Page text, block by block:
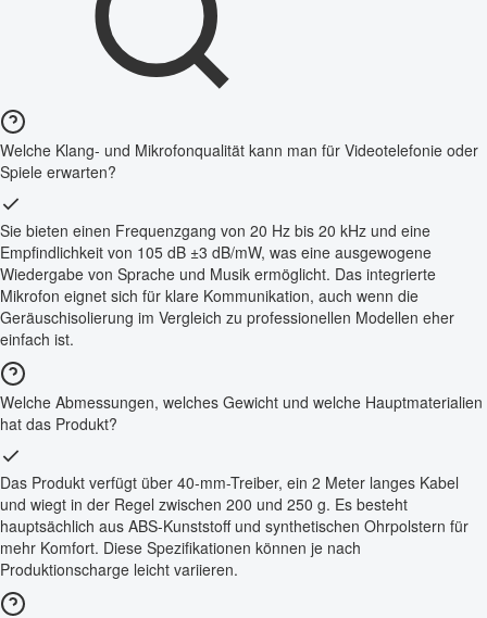
Welche Klang- und Mikrofonqualität kann man für Videotelefonie oder
Spiele erwarten?
Sie bieten einen Frequenzgang von 20 Hz bis 20 kHz und eine
Empfindlichkeit von 105 dB ±3 dB/mW, was eine ausgewogene
Wiedergabe von Sprache und Musik ermöglicht. Das integrierte
Mikrofon eignet sich für klare Kommunikation, auch wenn die
Geräuschisolierung im Vergleich zu professionellen Modellen eher
einfach ist.
Welche Abmessungen, welches Gewicht und welche Hauptmaterialien
hat das Produkt?
Das Produkt verfügt über 40-mm-Treiber, ein 2 Meter langes Kabel
und wiegt in der Regel zwischen 200 und 250 g. Es besteht
hauptsächlich aus ABS-Kunststoff und synthetischen Ohrpolstern für
mehr Komfort. Diese Spezifikationen können je nach
Produktionscharge leicht variieren.